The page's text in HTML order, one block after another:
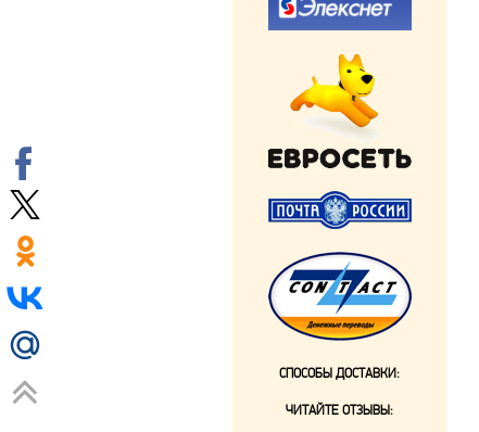
СПОСОБЫ ДОСТАВКИ:
ЧИТАЙТЕ ОТЗЫВЫ: